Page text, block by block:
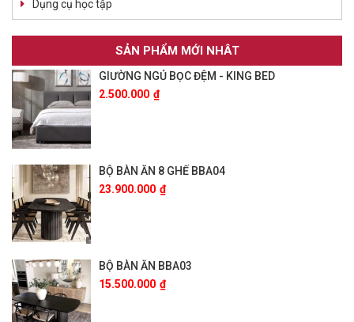
Dụng cụ học tập
SẢN PHẨM MỚI NHÂT
GIƯỜNG NGỦ BỌC ĐỆM - KING BED
2.500.000 ₫
BỘ BÀN ĂN 8 GHẾ BBA04
23.900.000 ₫
BỘ BÀN ĂN BBA03
15.500.000 ₫